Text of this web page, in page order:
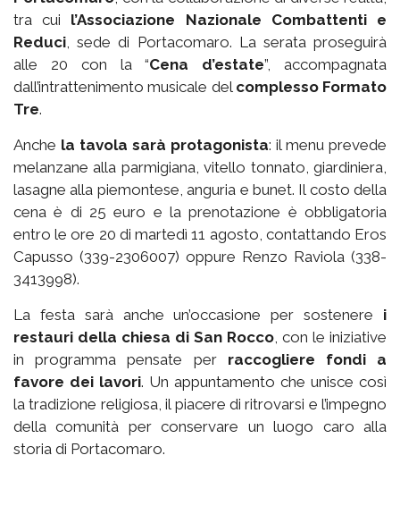
tra cui l’Associazione Nazionale Combattenti e
Reduci, sede di Portacomaro. La serata proseguirà
alle 20 con la “Cena d’estate”, accompagnata
dall’intrattenimento musicale del complesso Formato
Tre.
Anche la tavola sarà protagonista: il menu prevede
melanzane alla parmigiana, vitello tonnato, giardiniera,
lasagne alla piemontese, anguria e bunet. Il costo della
cena è di 25 euro e la prenotazione è obbligatoria
entro le ore 20 di martedì 11 agosto, contattando Eros
Capusso (339-2306007) oppure Renzo Raviola (338-
3413998).
La festa sarà anche un’occasione per sostenere i
restauri della chiesa di San Rocco, con le iniziative
in programma pensate per raccogliere fondi a
favore dei lavori. Un appuntamento che unisce così
la tradizione religiosa, il piacere di ritrovarsi e l’impegno
della comunità per conservare un luogo caro alla
storia di Portacomaro.